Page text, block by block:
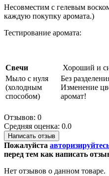
Несовместим с гелевым
каждую покупку аромата.)
Тестирование аромата:
Свечи
Хороший и
Мыло с нуля
(холодным
способом)
Без
Изменение
аромат!
Отзывов: 0
Средняя оценка: 0.0
Написать отзыв
Пожалуйста
перед тем как написать
Нет отзывов о данном товаре.